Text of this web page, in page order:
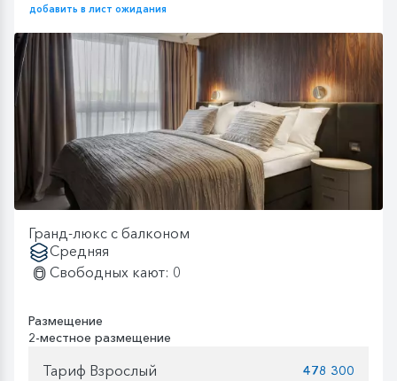
добавить в лист ожидания
Гранд-люкс с балконом
Средняя
Свободных кают: 0
Размещение
2-местное размещение
Тариф Взрослый 478 300